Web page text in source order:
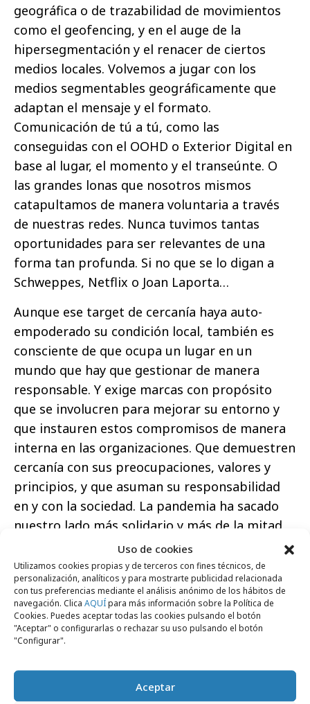
Uso de cookies
Utilizamos cookies propias y de terceros con fines técnicos, de
personalización, analíticos y para mostrarte publicidad relacionada
con tus preferencias mediante el análisis anónimo de los hábitos de
navegación. Clica AQUÍpara más información sobre la Política de
Cookies. Puedes aceptar todas las cookies pulsando el botón
"Aceptar" o configurarlas o rechazar su uso pulsando el botón
"Configurar".
Aceptar
geográfica o de trazabilidad de movimientos
como el geofencing, y en el auge de la
hipersegmentación y el renacer de ciertos
medios locales. Volvemos a jugar con los
medios segmentables geográficamente que
adaptan el mensaje y el formato.
Comunicación de tú a tú, como las
conseguidas con el OOHD o Exterior Digital en
base al lugar, el momento y el transeúnte. O
las grandes lonas que nosotros mismos
catapultamos de manera voluntaria a través
de nuestras redes. Nunca tuvimos tantas
oportunidades para ser relevantes de una
forma tan profunda. Si no que se lo digan a
Schweppes, Netflix o Joan Laporta…
Aunque ese target de cercanía haya auto-
empoderado su condición local, también es
consciente de que ocupa un lugar en un
mundo que hay que gestionar de manera
responsable. Y exige marcas con propósito
que se involucren para mejorar su entorno y
que instauren estos compromisos de manera
interna en las organizaciones. Que demuestren
cercanía con sus preocupaciones, valores y
principios, y que asuman su responsabilidad
en y con la sociedad. La pandemia ha sacado
nuestro lado más solidario y más de la mitad
de la población afirma que tiene un mayor
sentimiento de pertenencia a su comunidad.
Lo hemos visto reflejado en Google con el
aumento de las búsquedas que incluyen la
frase “cerca de mí”, que han alcanzado
máximos históricos, o de “apoyar empresas
todo el mundo.